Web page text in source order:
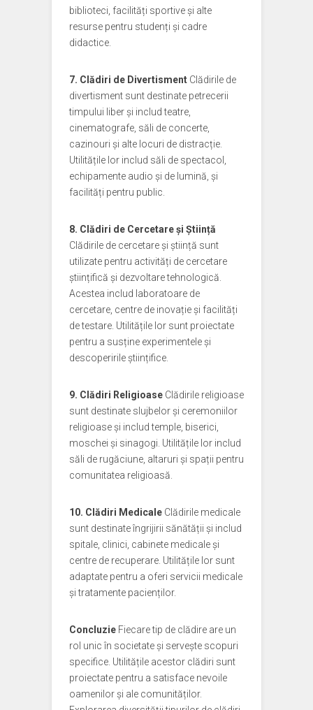
biblioteci, facilități sportive și alte
resurse pentru studenți și cadre
didactice.
7. Clădiri de Divertisment Clădirile de
divertisment sunt destinate petrecerii
timpului liber și includ teatre,
cinematografe, săli de concerte,
cazinouri și alte locuri de distracție.
Utilitățile lor includ săli de spectacol,
echipamente audio și de lumină, și
facilități pentru public.
8. Clădiri de Cercetare și Știință
Clădirile de cercetare și știință sunt
utilizate pentru activități de cercetare
științifică și dezvoltare tehnologică.
Acestea includ laboratoare de
cercetare, centre de inovație și facilități
de testare. Utilitățile lor sunt proiectate
pentru a susține experimentele și
descoperirile științifice.
9. Clădiri Religioase Clădirile religioase
sunt destinate slujbelor și ceremoniilor
religioase și includ temple, biserici,
moschei și sinagogi. Utilitățile lor includ
săli de rugăciune, altaruri și spații pentru
comunitatea religioasă.
10. Clădiri Medicale Clădirile medicale
sunt destinate îngrijirii sănătății și includ
spitale, clinici, cabinete medicale și
centre de recuperare. Utilitățile lor sunt
adaptate pentru a oferi servicii medicale
și tratamente pacienților.
Concluzie Fiecare tip de clădire are un
rol unic în societate și servește scopuri
specifice. Utilitățile acestor clădiri sunt
proiectate pentru a satisface nevoile
oamenilor și ale comunităților.